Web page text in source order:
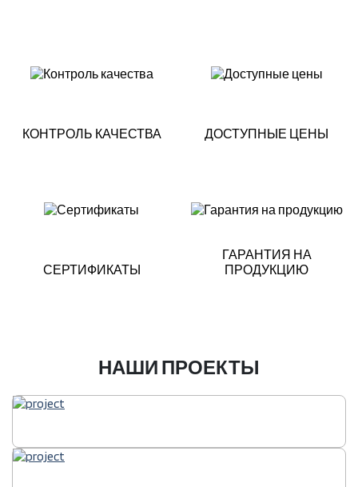
КОНТРОЛЬ КАЧЕСТВА ДОСТУПНЫЕ ЦЕНЫ
СЕРТИФИКАТЫ
ГАРАНТИЯ НА
ПРОДУКЦИЮ
НАШИ ПРОЕКТЫ